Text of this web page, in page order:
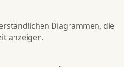
Diagrammen, die
anzeigen.